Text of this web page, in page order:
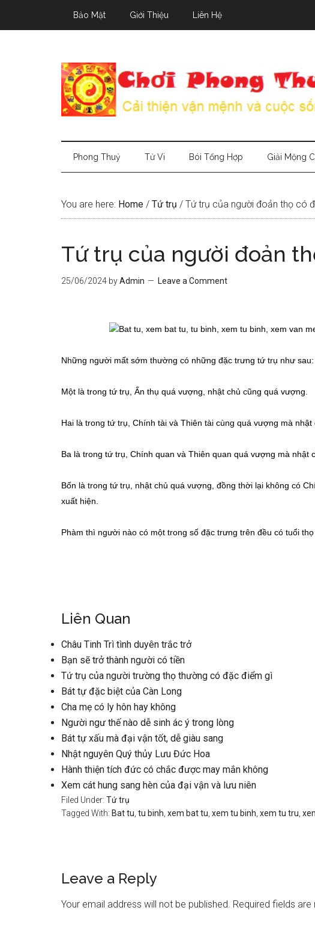
Bảo Mật Giới Thiệu Liên Hệ
Phong Thuỷ Tử Vi Bói Tổng Hợp Giải Mộng
You are here: Home / Tứ trụ / Tứ trụ của người đoản thọ có
Tứ trụ của người đoản
25/06/2024 byAdmin Leave a Comment
Những người mất sớm thường có những đặc trưng tứ trụ như sau:
Một là trong tứ trụ, Ấn thụ quá vượng, nhật chủ cũng quá vượng.
Hai là trong tứ trụ, Chính tài và Thiên tài cùng quá vượng mà nhật
Ba là trong tứ trụ, Chính quan và Thiên quan quá vượng mà nhật
Bốn là trong tứ trụ, nhật chủ quá vượng, đồng thời lại không có
xuất hiện.
Phàm thì người nào có một trong số đặc trưng trên đều có tuổi thọ
Liên Quan
Châu Tinh Trì tình duyên trắc trở
Bạn sẽ trở thành người có tiền
Tứ trụ của người trường thọ thường có đặc điểm gì
Bát tự đặc biệt của Càn Long
Cha mẹ có ly hôn hay không
Người ngư thế nào dễ sinh ác ý trong lòng
Bát tự xấu mà đại vận tốt, dễ giàu sang
Nhật nguyên Quý thủy Lưu Đức Hoa
Hành thiện tích đức có chắc được may mắn không
Xem cát hung sang hèn của đại vận và lưu niên
Filed Under: Tứ trụ
Tagged With: Bat tu tu binh xem bat tu xem tu binh xem tu tru
Reader
Interactions
Leave a Reply
Your email address will not be published. Required fields are